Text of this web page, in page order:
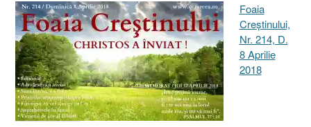
Foaia
Creştinului,
Nr. 214, D.
8 Aprilie
2018